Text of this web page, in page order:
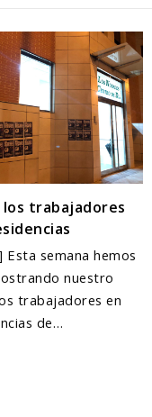
los trabajadores
Esta semana hemos
nuestro
trabajadores en
de…